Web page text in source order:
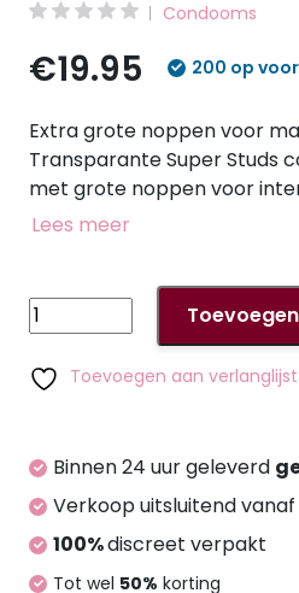
Condooms
€19.95 200 op
Extra grote noppen voor
Transparante Super Studs
met grote noppen voor
meer genot. De
rubberlatex voor een
genot. Veganistisch en
siliconenolie. Lengte 180 mm, nominale breedte 53
mm. 12 stuks.
Lees meer
ONE
Super
Studs
aantal
Toevoegen aan verlanglijst
Binnen 24 uur geleverd
Verkoop uitsluitend vanaf
100%discreet verpakt
Tot wel 50% korting